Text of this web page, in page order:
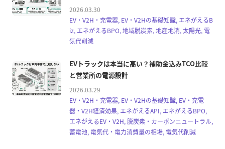
2026.03.30
EV・V2H・充電器, EV・V2Hの基礎知識, エネがえるB
iz, エネがえるBPO, 地域脱炭素, 地産地消, 太陽光, 電
気代削減
EVトラックは本当に高い？補助金込みTCO比較
と営業所の電源設計
2026.03.29
EV・V2H・充電器, EV・V2Hの基礎知識, EV・充電
器・V2H経済効果, エネがえるAPI, エネがえるBPO,
エネがえるEV・V2H, 脱炭素・カーボンニュートラル,
蓄電池, 電気代・電力消費量の相場, 電気代削減